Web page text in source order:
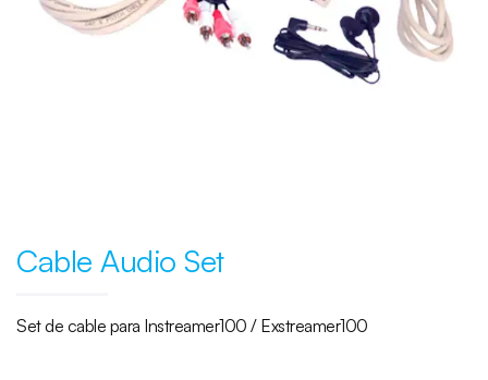
Cable Audio Set
Set de cable para Instreamer100 / Exstreamer100